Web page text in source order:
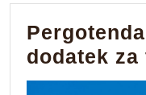
dodatek za